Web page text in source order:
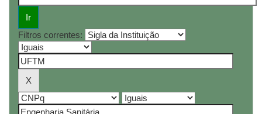
Filtros correntes: